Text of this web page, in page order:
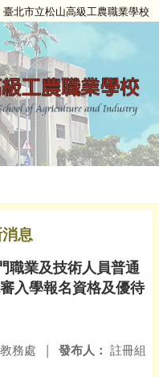
臺北市立松山高級工農職業學校
息
職業及技術人員普通
入學報名資格及優待
發布人： 註冊組
教務處 |